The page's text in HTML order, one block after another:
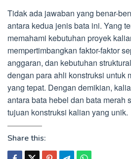
Tidak ada jawaban yang benar-
antara kedua jenis bata ini. Yang
memahami kebutuhan proyek
mempertimbangkan faktor-faktor
anggaran, dan kebutuhan
dengan para ahli konstruksi untuk
yang tepat. Dengan demikian,
antara bata hebel dan bata merah
tujuan konstruksi kalian yang unik.
Share this: